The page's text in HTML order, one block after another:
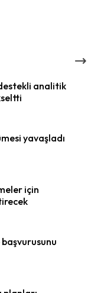
analitik
yavaşladı
için